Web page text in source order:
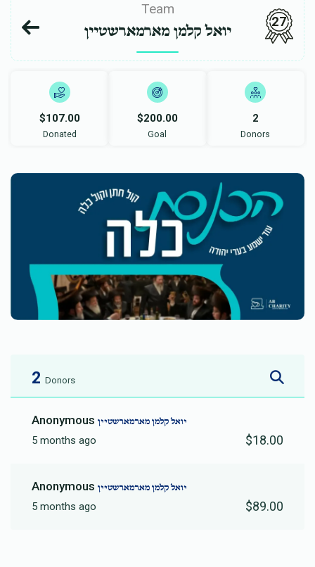
Team
יואל קלמן מארמארשטיין 27
$107.00
Donated
$200.00
Goal
2
Donors
2 Donors
Anonymous יואל קלמן מארמארשטיין
5 months ago $18.00
Anonymous יואל קלמן מארמארשטיין
5 months ago $89.00